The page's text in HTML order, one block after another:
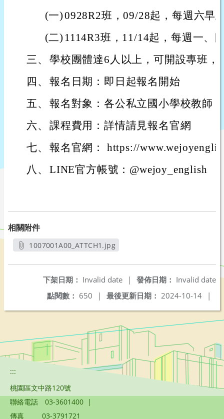
(一)0928R2班，09/28起，每週六早
(二) 1114R3班，11/14起，每週一、
三、 學校團體達6人以上，可開設專班
四、 報名日期：即日起報名開始
五、 報名對象：各公私立國小學校教師
六、 課程費用：詳情請見報名官網
七、 報名官網： https://
八、 LINE官方帳號：@wejoy_english
相關附件
1007001A00_ATTCH1.jpg
發佈日期： Invalid date
下架日期： Invalid date
|
最後更新日期： 2024-10-14 |
點閱數： 650 |
:::
桃園區文中路120號
聯絡電話
03-3601400 |
傳真
03-3791721